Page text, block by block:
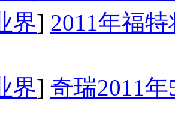
界] 2011年福
界] 奇瑞2011